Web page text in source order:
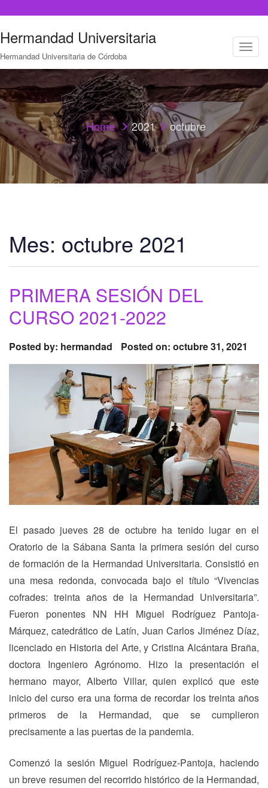
Hermandad Universitaria
Hermandad Universitaria de Córdoba
T
o
g
l
e
n
a
v
i
Home 2021 octubre
Mes: octubre 2021
PRIMERA SESIÓN DEL
CURSO 2021-2022
Posted by: hermandad Posted on: octubre 31, 2021
El pasado jueves 28 de octubre ha tenido lugar en el
Oratorio de la Sábana Santa la primera sesión del curso
de formación de la Hermandad Universitaria. Consistió en
una mesa redonda, convocada bajo el título “Vivencias
cofrades: treinta años de la Hermandad Universitaria”.
Fueron ponentes NN HH Miguel Rodríguez Pantoja-
Márquez, catedrático de Latín, Juan Carlos Jiménez Díaz,
licenciado en Historia del Arte, y Cristina Alcántara Braña,
doctora Ingeniero Agrónomo. Hizo la presentación el
hermano mayor, Alberto Villar, quien explicó que este
inicio del curso era una forma de recordar los treinta años
primeros de la Hermandad, que se cumplieron
precisamente a las puertas de la pandemia.
Comenzó la sesión Miguel Rodríguez-Pantoja, haciendo
un breve resumen del recorrido histórico de la Hermandad,